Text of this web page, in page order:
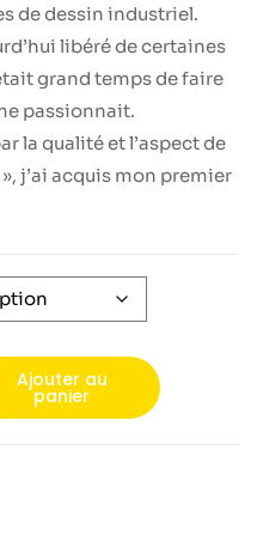
de dessin industriel.
libéré de certaines
grand temps de faire
passionnait.
la qualité et l’aspect de
j’ai acquis mon premier
Ajouter au
panier